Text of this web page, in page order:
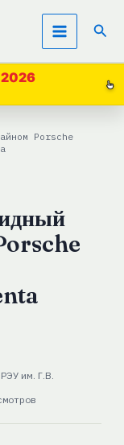
2026
Porsche
им. Г.В.